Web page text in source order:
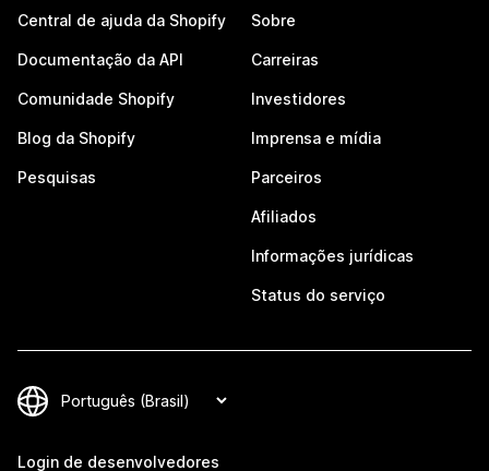
Central de ajuda da Shopify
Documentação da API
Comunidade Shopify
Blog da Shopify
Pesquisas
Sobre
Carreiras
Investidores
Imprensa e mídia
Parceiros
Afiliados
Informações jurídicas
Status do serviço
Login de desenvolvedores